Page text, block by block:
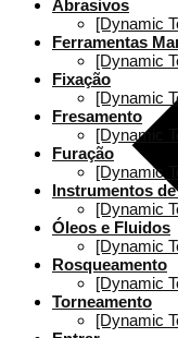
Abrasivos
[Dynamic
Ferramentas
[Dynamic
Fixação
[Dynamic
Fresamento
[Dynamic
Furação
[Dynamic
Instrumentos de
[Dynamic
Óleos e Fluidos
[Dynamic
Rosqueamento
[Dynamic
Torneamento
[Dynamic